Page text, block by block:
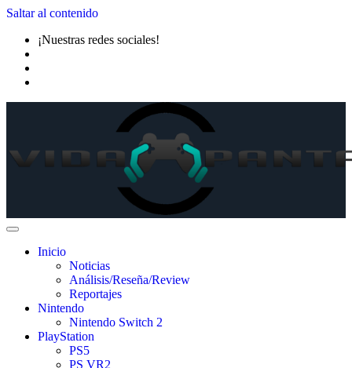
Saltar al contenido
¡Nuestras redes sociales!
Inicio
Noticias
Análisis/Reseña/Review
Reportajes
Nintendo
Nintendo Switch 2
PlayStation
PS5
PS VR2